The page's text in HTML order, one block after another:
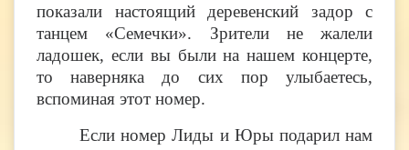
показали настоящий деревенский задор с
танцем «Семечки». Зрители не жалели
ладошек, если вы были на нашем концерте,
то наверняка до сих пор улыбаетесь,
вспоминая этот номер.
Если номер Лиды и Юры подарил нам